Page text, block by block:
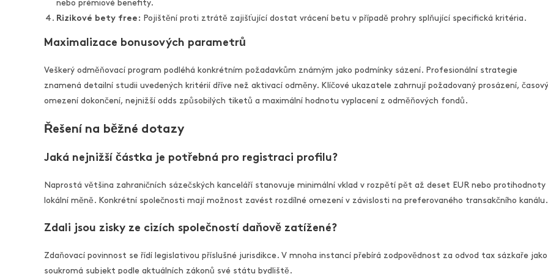
nebo prémiové benefity.
Rizikové bety free: Pojištění proti ztrátě zajišťující dostat vrácení betu v případě prohry splňující specifická kritéria.
Maximalizace bonusových parametrů
Veškerý odměňovací program podléhá konkrétním požadavkům známým jako podmínky sázení. Profesionální strategie
znamená detailní studii uvedených kritérií dříve než aktivací odměny. Klíčové ukazatele zahrnují požadovaný prosázení, časový
omezení dokončení, nejnižší odds způsobilých tiketů a maximální hodnotu vyplacení z odměňových fondů.
Řešení na běžné dotazy
Jaká nejnižší částka je potřebná pro registraci profilu?
Naprostá většina zahraničních sázečských kanceláří stanovuje minimální vklad v rozpětí pět až deset EUR nebo protihodnoty
lokální měně. Konkrétní společnosti mají možnost zavést rozdílné omezení v závislosti na preferovaného transakčního kanálu.
Zdali jsou zisky ze cizích společností daňově zatížené?
Zdaňovací povinnost se řídí legislativou příslušné jurisdikce. V mnoha instancí přebírá zodpovědnost za odvod tax sázkaře jako
soukromá subjekt podle aktuálních zákonů své státu bydliště.